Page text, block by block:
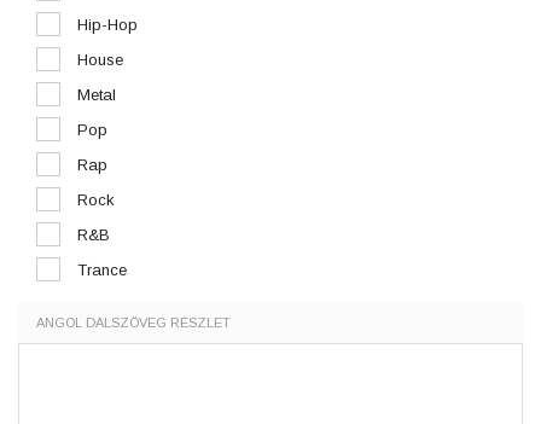
Hip-Hop
House
Metal
Pop
Rap
Rock
R&B
Trance
ANGOL DALSZÖVEG RÉSZLET